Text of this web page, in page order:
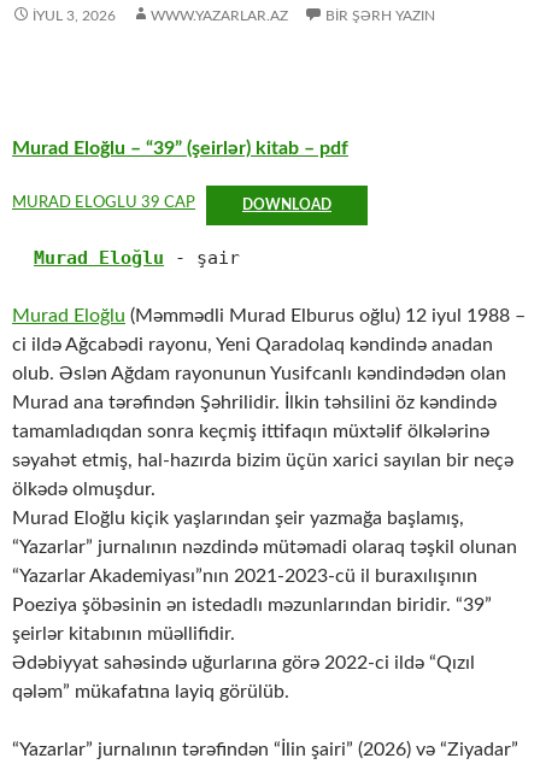
İYUL 3, 2026 WWW.YAZARLAR.AZ BIR ŞƏRH YAZIN
Murad Eloğlu – “39” (şeirlər) kitab – pdf
MURAD ELOGLU 39 CAP DOWNLOAD
Murad Eloğlu - şair
Murad Eloğlu (Məmmədli Murad Elburus oğlu) 12 iyul 1988 –
ci ildə Ağcabədi rayonu, Yeni Qaradolaq kəndində anadan
olub. Əslən Ağdam rayonunun Yusifcanlı kəndindədən olan
Murad ana tərəfindən Şəhrilidir. İlkin təhsilini öz kəndində
tamamladıqdan sonra keçmiş ittifaqın müxtəlif ölkələrinə
səyahət etmiş, hal-hazırda bizim üçün xarici sayılan bir neçə
ölkədə olmuşdur.
Murad Eloğlu kiçik yaşlarından şeir yazmağa başlamış,
“Yazarlar” jurnalının nəzdində mütəmadi olaraq təşkil olunan
“Yazarlar Akademiyası”nın 2021-2023-cü il buraxılışının
Poeziya şöbəsinin ən istedadlı məzunlarından biridir. “39”
şeirlər kitabının müəllifidir.
Ədəbiyyat sahəsində uğurlarına görə 2022-ci ildə “Qızıl
qələm” mükafatına layiq görülüb.
“Yazarlar” jurnalının tərəfindən “İlin şairi” (2026) və “Ziyadar”